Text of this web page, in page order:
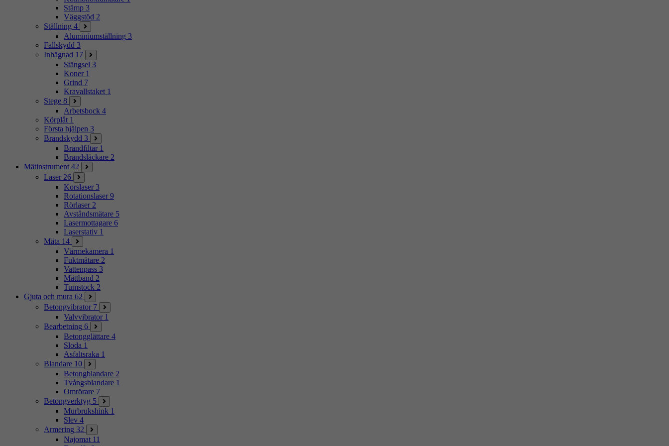
Stämp 3
Väggstöd 2
Ställning 4
Aluminiumställning 3
Fallskydd 3
Inhägnad 17
Stängsel 3
Koner 1
Grind 7
Kravallstaket 1
Stege 8
Arbetsbock 4
Körplåt 1
Första hjälpen 3
Brandskydd 3
Brandfiltar 1
Brandsläckare 2
Mätinstrument 42
Laser 26
Korslaser 3
Rotationslaser 9
Rörlaser 2
Avståndsmätare 5
Lasermottagare 6
Laserstativ 1
Mäta 14
Värmekamera 1
Fuktmätare 2
Vattenpass 3
Måttband 2
Tumstock 2
Gjuta och mura 62
Betongvibrator 7
Valvvibrator 1
Bearbetning 6
Betongglättare 4
Sloda 1
Asfaltsraka 1
Blandare 10
Betongblandare 2
Tvångsblandare 1
Omrörare 7
Betongverktyg 5
Murbrukshink 1
Slev 4
Armering 32
Najomat 11